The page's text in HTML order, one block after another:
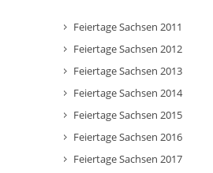
Feiertage Sachsen 2011
Feiertage Sachsen 2012
Feiertage Sachsen 2013
Feiertage Sachsen 2014
Feiertage Sachsen 2015
Feiertage Sachsen 2016
Feiertage Sachsen 2017